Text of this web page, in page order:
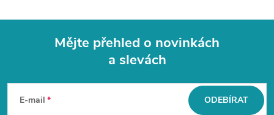
Mějte přehled o novinkách
a slevách
E-mail ODEBÍRAT